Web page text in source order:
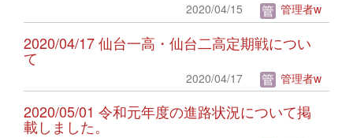
2020/04/15 管理者w
2020/04/17 仙台一高・仙台二高定期戦につい
て
2020/04/17 管理者w
2020/05/01 令和元年度の進路状況について掲
載しました。